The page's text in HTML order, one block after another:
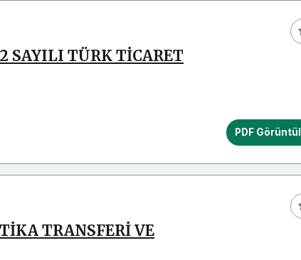
SAYILI TÜRK TİCARET
PDF
TRANSFERİ VE